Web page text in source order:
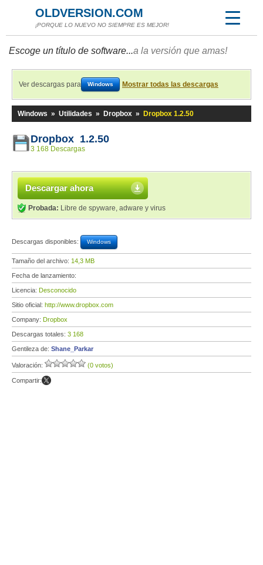
OLDVERSION.COM
¡PORQUE LO NUEVO NO SIEMPRE ES MEJOR!
Escoge un título de software...a la versión que amas!
Ver descargas para Windows Mostrar todas las descargas
Windows » Utilidades » Dropbox » Dropbox 1.2.50
Dropbox 1.2.50
3 168 Descargas
Descargar ahora
Probada: Libre de spyware, adware y virus
Descargas disponibles: Windows
Tamaño del archivo: 14,3 MB
Fecha de lanzamiento:
Licencia: Desconocido
Sitio oficial: http://www.dropbox.com
Company: Dropbox
Descargas totales: 3 168
Gentileza de: Shane_Parkar
Valoración: (0 votos)
Compartir: